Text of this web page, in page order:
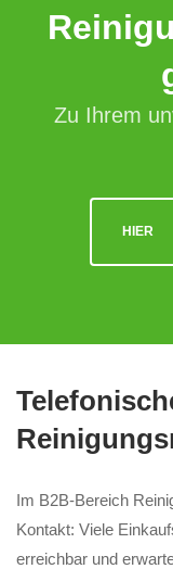
Zu Ihrem
HIER
Im B2B-Bereich
Kontakt: Viele
erreichbar und